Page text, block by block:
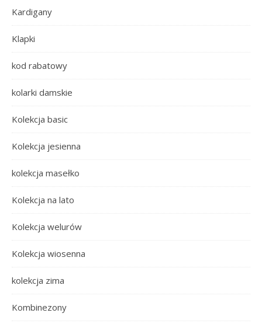
Kardigany
Klapki
kod rabatowy
kolarki damskie
Kolekcja basic
Kolekcja jesienna
kolekcja masełko
Kolekcja na lato
Kolekcja welurów
Kolekcja wiosenna
kolekcja zima
Kombinezony